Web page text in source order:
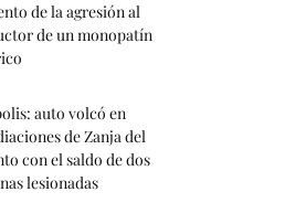
de la agresión al
de un monopatín
auto volcó en
de Zanja del
con el saldo de dos
lesionadas